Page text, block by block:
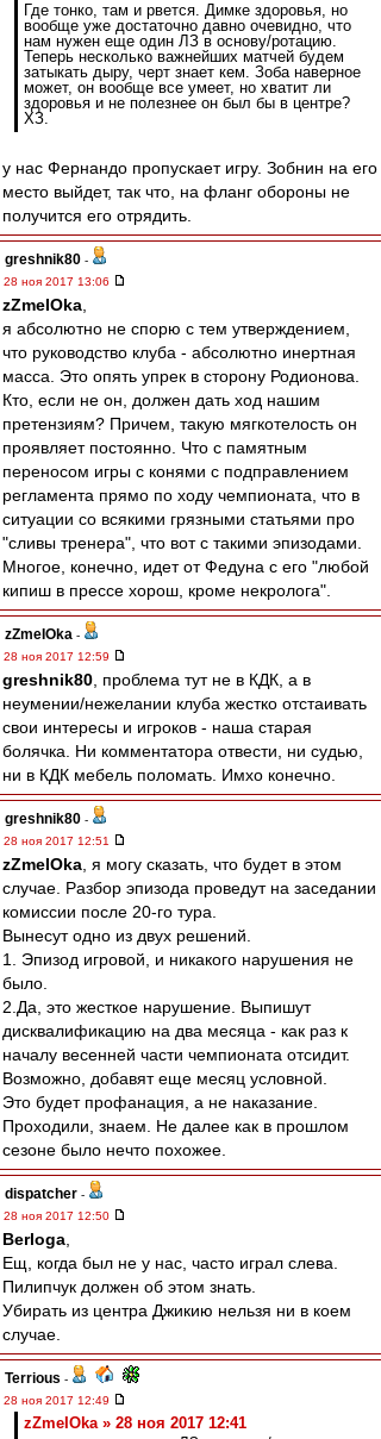
Где тонко, там и рвется. Димке здоровья, но
вообще уже достаточно давно очевидно, что
нам нужен еще один ЛЗ в основу/ротацию.
Теперь несколько важнейших матчей будем
затыкать дыру, черт знает кем. Зоба наверное
может, он вообще все умеет, но хватит ли
здоровья и не полезнее он был бы в центре?
ХЗ.
у нас Фернандо пропускает игру. Зобнин на его
место выйдет, так что, на фланг обороны не
получится его отрядить.
greshnik80 -
28 ноя 2017 13:06
zZmeIOka
я абсолютно не спорю с тем утверждением,
что руководство клуба - абсолютно инертная
масса. Это опять упрек в сторону Родионова.
Кто, если не он, должен дать ход нашим
претензиям? Причем, такую мягкотелость он
проявляет постоянно. Что с памятным
переносом игры с конями с подправлением
регламента прямо по ходу чемпионата, что в
ситуации со всякими грязными статьями про
"сливы тренера", что вот с такими эпизодами.
Многое, конечно, идет от Федуна с его "любой
кипиш в прессе хорош, кроме некролога".
zZmeIOka -
28 ноя 2017 12:59
greshnik80 , проблема тут не в КДК, а в
неумении/нежелании клуба жестко отстаивать
свои интересы и игроков - наша старая
болячка. Ни комментатора отвести, ни судью,
ни в КДК мебель поломать. Имхо конечно.
greshnik80 -
28 ноя 2017 12:51
zZmeIOka , я могу сказать, что будет в этом
случае. Разбор эпизода проведут на заседании
комиссии после 20-го тура.
Вынесут одно из двух решений.
1. Эпизод игровой, и никакого нарушения не
было.
2.Да, это жесткое нарушение. Выпишут
дисквалификацию на два месяца - как раз к
началу весенней части чемпионата отсидит.
Возможно, добавят еще месяц условной.
Это будет профанация, а не наказание.
Проходили, знаем. Не далее как в прошлом
сезоне было нечто похожее.
dispatcher -
28 ноя 2017 12:50
Berloga
Ещ, когда был не у нас, часто играл слева.
Пилипчук должен об этом знать.
Убирать из центра Джикию нельзя ни в коем
случае.
Terrious -
28 ноя 2017 12:49
zZmeIOka » 28 ноя 2017 12:41